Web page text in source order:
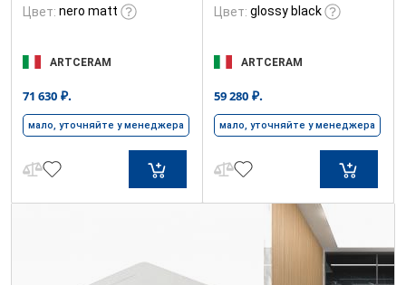
Цвет: nero matt
ARTCERAM
71 630 ₽.
мало, уточняйте у менеджера
Цвет: glossy black
ARTCERAM
59 280 ₽.
мало, уточняйте у менеджера